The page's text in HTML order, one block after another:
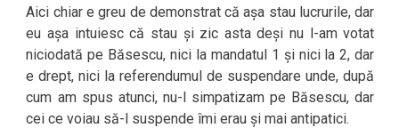
Aici chiar e greu de demonstrat că așa stau lucrurile, dar
eu așa intuiesc că stau și zic asta deși nu l-am votat
niciodată pe Băsescu, nici la mandatul 1 și nici la 2, dar
e drept, nici la referendumul de suspendare unde, după
cum am spus atunci, nu-l simpatizam pe Băsescu, dar
cei ce voiau să-l suspende îmi erau și mai antipatici.